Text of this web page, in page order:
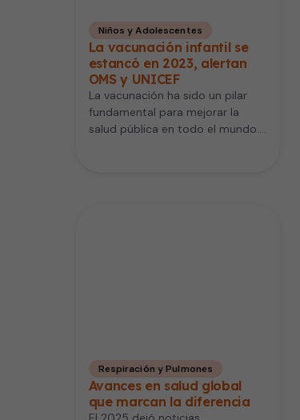
Niños y Adolescentes
La vacunación infantil se
estancó en 2023, alertan
OMS y UNICEF
La vacunación ha sido un pilar
fundamental para mejorar la
salud pública en todo el mundo.
Respiración y Pulmones
Avances en salud global
que marcan la diferencia